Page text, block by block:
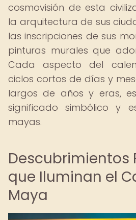
cosmovisión de esta
la arquitectura de sus
las inscripciones de sus
pinturas murales que
Cada aspecto del
ciclos cortos de días y
largos de años y eras,
significado simbólico y
mayas.
Descubrimientos
que Iluminan el
Maya